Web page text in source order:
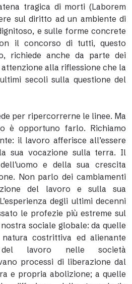
tragica di morti (Laborem
sul diritto ad un ambiente di
e sulle forme concrete
il concorso di tutti, questo
richiede anche da parte dei
alla riflessione che la
secoli sulla questione del
per ripercorrerne le linee. Ma
è opportuno farlo. Richiamo
il lavoro afferisce all’essere
sua vocazione sulla terra. Il
e della sua crescita
Non parlo dei cambiamenti
del lavoro e sulla sua
degli ultimi decenni
le profezie più estreme sul
sociale globale: da quelle
costrittiva ed alienante
del lavoro nelle società
processi di liberazione dal
e propria abolizione; a quelle